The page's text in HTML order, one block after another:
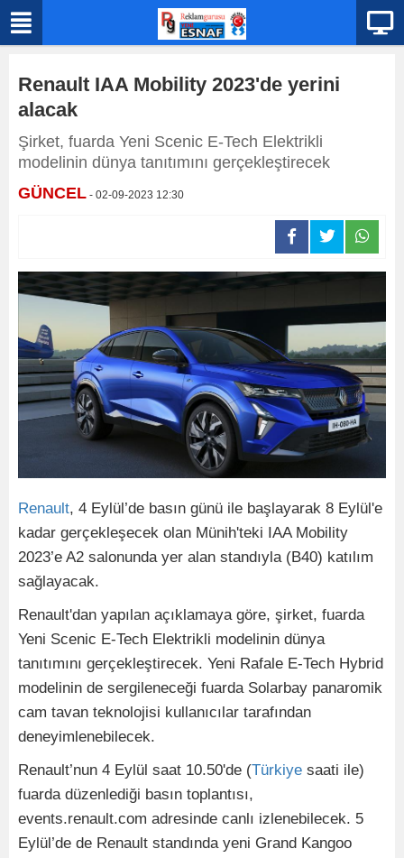
Renault IAA Mobility 2023'de yerini
alacak
Şirket, fuarda Yeni Scenic E-Tech Elektrikli
modelinin dünya tanıtımını gerçekleştirecek
GÜNCEL - 02-09-2023 12:30
Renault, 4 Eylül’de basın günü ile başlayarak 8 Eylül'e
kadar gerçekleşecek olan Münih'teki IAA Mobility
2023’e A2 salonunda yer alan standıyla (B40) katılım
sağlayacak.
Renault'dan yapılan açıklamaya göre, şirket, fuarda
Yeni Scenic E-Tech Elektrikli modelinin dünya
tanıtımını gerçekleştirecek. Yeni Rafale E-Tech Hybrid
modelinin de sergileneceği fuarda Solarbay panaromik
cam tavan teknolojisi kullanıcılar tarafından
deneyimlenebilecek.
Renault’nun 4 Eylül saat 10.50'de (Türkiye saati ile)
fuarda düzenlediği basın toplantısı,
events.renault.com adresinde canlı izlenebilecek. 5
Eylül’de de Renault standında yeni Grand Kangoo